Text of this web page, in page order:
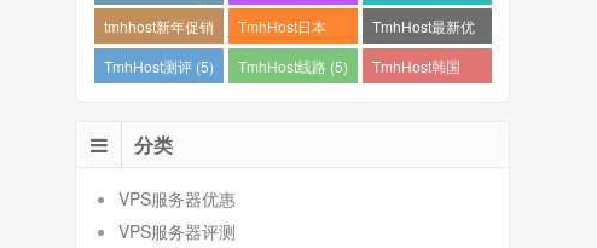
(5)
(5)
tmhhost新年促销
(5)
TmhHost日本
VPS (5)
TmhHost最新优
惠码 (5)
TmhHost测评 (5) TmhHost线路 (5)
TmhHost韩国
分类
VPS服务器优惠
VPS服务器评测